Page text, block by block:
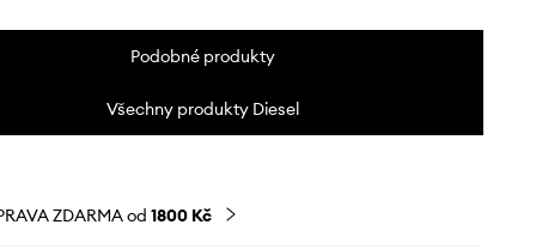
Podobné produkty
Všechny produkty Diesel
ZDARMA od 1800 Kč